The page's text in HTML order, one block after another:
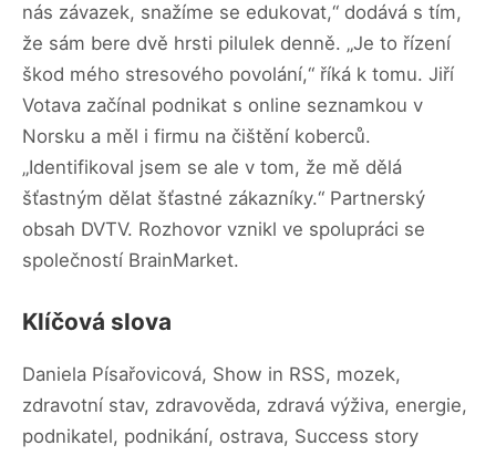
nás závazek, snažíme se edukovat,“ dodává s tím,
že sám bere dvě hrsti pilulek denně. „Je to řízení
škod mého stresového povolání,“ říká k tomu. Jiří
Votava začínal podnikat s online seznamkou v
Norsku a měl i firmu na čištění koberců.
„Identifikoval jsem se ale v tom, že mě dělá
šťastným dělat šťastné zákazníky.“ Partnerský
obsah DVTV. Rozhovor vznikl ve spolupráci se
společností BrainMarket.
Klíčová slova
Daniela Písařovicová, Show in RSS, mozek,
zdravotní stav, zdravověda, zdravá výživa, energie,
podnikatel, podnikání, ostrava, Success story